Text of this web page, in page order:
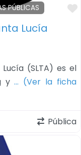
PÚBLICAS
Lucía
(SLTA) es el
y… (Ver la ficha
Pública